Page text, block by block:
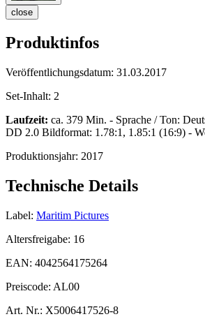
close
Produktinfos
Veröffentlichungsdatum: 31.03.2017
Set-Inhalt: 2
Laufzeit: ca. 379 Min. - Sprache / Ton:
DD 2.0 Bildformat: 1.78:1, 1.85:1 (16:9) -
Produktionsjahr: 2017
Technische Details
Label: Maritim Pictures
Altersfreigabe: 16
EAN: 4042564175264
Preiscode: AL00
Art. Nr.: X5006417526-8